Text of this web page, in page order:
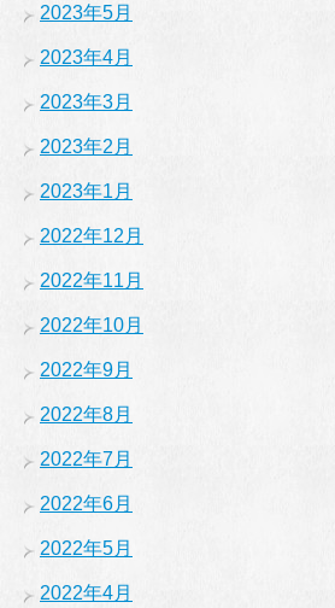
2023年5月
2023年4月
2023年3月
2023年2月
2023年1月
2022年12月
2022年11月
2022年10月
2022年9月
2022年8月
2022年7月
2022年6月
2022年5月
2022年4月